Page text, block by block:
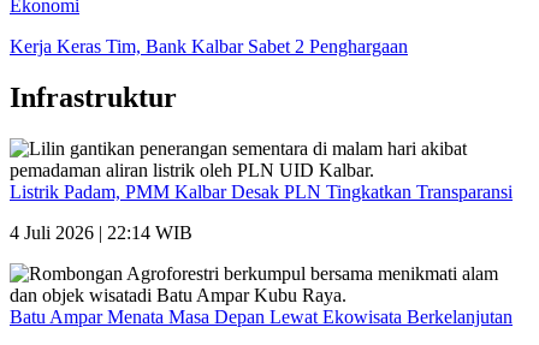
Ekonomi
Kerja Keras Tim, Bank Kalbar Sabet 2 Penghargaan
Infrastruktur
Listrik Padam, PMM Kalbar Desak PLN Tingkatkan Transparansi
4 Juli 2026 | 22:14 WIB
Batu Ampar Menata Masa Depan Lewat Ekowisata Berkelanjutan